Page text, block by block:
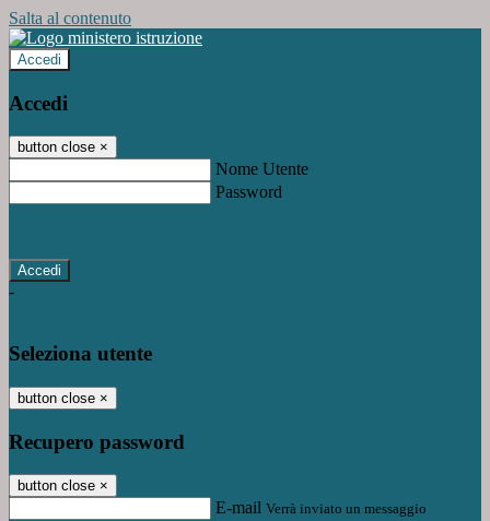
Salta al contenuto
Accedi
Accedi
button close ×
Nome Utente
Password
-
Seleziona utente
button close ×
Recupero password
button close ×
E-mail Verrà inviato un messaggio